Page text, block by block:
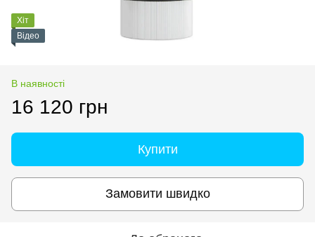
Хіт
Відео
В наявності
16 120 грн
Купити
Замовити швидко